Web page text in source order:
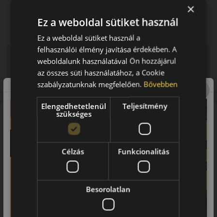
Vredestein
több, mint 100 évre visszanyúló tapasztalatával. A 20. század eleje
óta foglakozik gumigyártással. Az innováció folyamatos lételeme a
cégnek, amivel elérte, hogy mára az első osztályú gumiabroncsok
vezető európai gyártói közé soroljak.
Termékportfóliója lenyűgözően széles. Köztük megtalálhatóak
egészen a kerékpárabroncsoktól kezdve a prémium személygépjármű-
Figyelem a feltüntetett címke adatok tájékoztató
jellegűek. Előfordulhat, hogy még a korábbi EU-s címkével
ellátott abroncs kerül kiszállításra.
×
Ez a weboldal sütiket használ
Ez a weboldal sütiket használ a
felhasználói élmény javítása érdekében. A
weboldalunk használatával Ön hozzájárul
az összes süti használatához, a Cookie
szabályzatunknak megfelelően. Bővebben
Elengedhetetlenül
szükséges
Teljesítmény
Célzás Funkcionalitás
Besorolatlan